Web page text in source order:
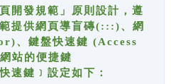
開發規範」原則設計，遵
提供網頁導盲磚(:::)、網
、鍵盤快速鍵 (Access
站的便捷鍵
速鍵﹞設定如下：